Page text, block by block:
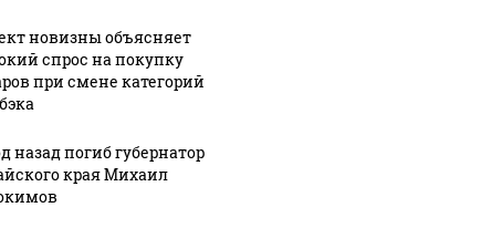
новизны объясняет
спрос на покупку
при смене категорий
назад погиб губернатор
края Михаил